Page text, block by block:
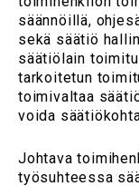
säännöillä,
sekä säätiö
säätiölain
tarkoitetun
toimivaltaa
voida
Johtava
työsuhteessa